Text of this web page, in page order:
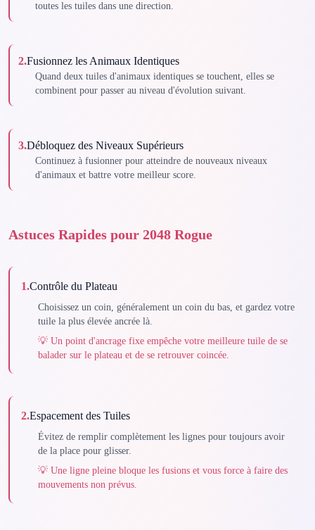
toutes les tuiles dans une direction.
2.Fusionnez les Animaux Identiques
Quand deux tuiles d'animaux identiques se touchent, elles se
combinent pour passer au niveau d'évolution suivant.
3.Débloquez des Niveaux Supérieurs
Continuez à fusionner pour atteindre de nouveaux niveaux
d'animaux et battre votre meilleur score.
Astuces Rapides pour 2048 Rogue
1.Contrôle du Plateau
Choisissez un coin, généralement un coin du bas, et gardez votre
tuile la plus élevée ancrée là.
💡 Un point d'ancrage fixe empêche votre meilleure tuile de se
balader sur le plateau et de se retrouver coincée.
2.Espacement des Tuiles
Évitez de remplir complètement les lignes pour toujours avoir
de la place pour glisser.
💡 Une ligne pleine bloque les fusions et vous force à faire des
mouvements non prévus.